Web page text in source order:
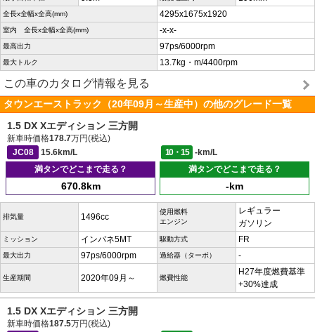
全長x全幅x全高(mm) 4295x1675x1920
室内 全長x全幅x全高(mm) -x-x-
最高出力 97ps/6000rpm
最大トルク 13.7kg・m/4400rpm
この車のカタログ情報を見る
タウンエーストラック（20年09月～生産中）の他のグレード一覧
1.5 DX Xエディション 三方開
新車時価格178.7万円(税込)
JC08
15.6km/L 10・15
-km/L
満タンでどこまで走る？
670.8km
満タンでどこまで走る？
-km
排気量 1496cc
使用燃料
エンジン
レギュラー
ガソリン
ミッション インパネ5MT 駆動方式 FR
最大出力 97ps/6000rpm 過給器（ターボ） -
生産期間 2020年09月～ 燃費性能
H27年度燃費基準
+30%達成
1.5 DX Xエディション 三方開
新車時価格187.5万円(税込)